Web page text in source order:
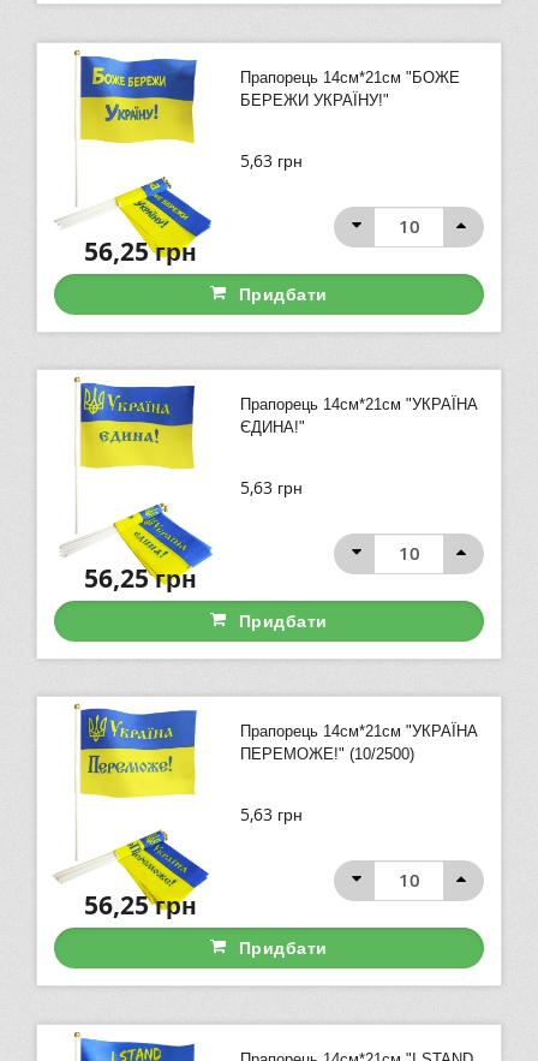
Прапорець 14см*21см "БОЖЕ
БЕРЕЖИ УКРАЇНУ!"
5,63 грн
56,25грн
Придбати
Прапорець 14см*21см "УКРАЇНА
ЄДИНА!"
5,63 грн
56,25грн
Придбати
Прапорець 14см*21см "УКРАЇНА
ПЕРЕМОЖЕ!" (10/2500)
5,63 грн
56,25грн
Придбати